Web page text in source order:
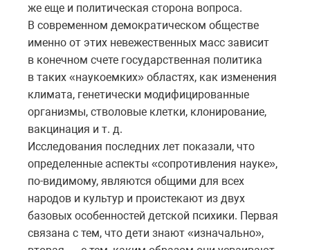
же еще и политическая сторона вопроса.
В современном демократическом обществе
именно от этих невежественных масс зависит
в конечном счете государственная политика
в таких «наукоемких» областях, как изменения
климата, генетически модифицированные
организмы, стволовые клетки, клонирование,
вакцинация и т. д.
Исследования последних лет показали, что
определенные аспекты «сопротивления науке»,
по-видимому, являются общими для всех
народов и культур и проистекают из двух
базовых особенностей детской психики. Первая
связана с тем, что дети знают «изначально»,